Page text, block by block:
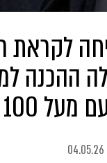
לקראת
ההכנה
משתתפים
04.05.26